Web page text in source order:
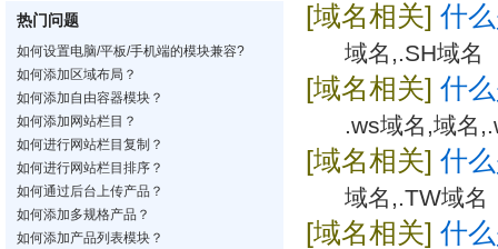
热门问题
如何设置电脑/平板/手机端的模块兼容?
如何添加区域布局？
如何添加自由容器模块？
如何添加网站栏目？
如何进行网站栏目复制？
如何进行网站栏目排序？
如何通过后台上传产品？
如何添加多规格产品？
如何添加产品列表模块？
[域名相关] 什
域名,.SH域名
[域名相关] 什
.ws域名,域名
[域名相关] 什
域名,.TW域名
[域名相关] 什